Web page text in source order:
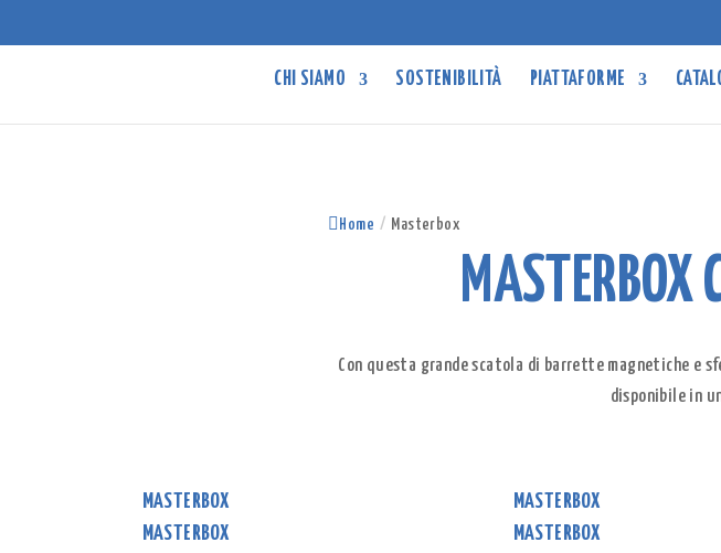
CHI SIAMO SOSTENIBILITÀ PIATTAFORME
Home / Masterbox
MASTERBOX
Con questa grande scatola di barrette magnetiche e
disponibile in
MASTERBOX MASTERBOX
MASTERBOX
MASTERBOX